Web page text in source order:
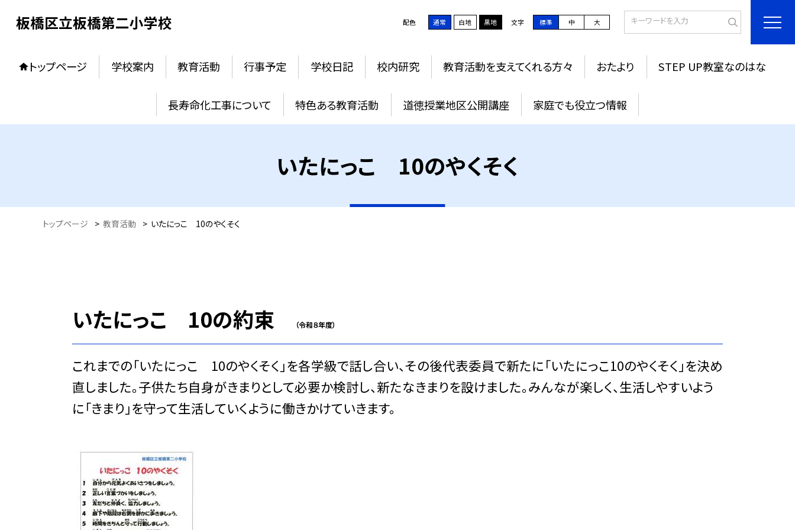
板橋区立板橋第二小学校 配色 通常 白地 黒地 文字 標準 中 大
トップページ 学校案内 教育活動 行事予定 学校日記 校内研究 教育活動を支えてくれる方々 おたより STEP UP教室なのはな
長寿命化工事について 特色ある教育活動 道徳授業地区公開講座 家庭でも役立つ情報
いたにっこ 10のやくそく
トップページ > 教育活動 > いたにっこ 10のやくそく
いたにっこ 10の約束 （令和８年度）
これまでの「いたにっこ 10のやくそく」を各学級で話し合い、その後代表委員で新たに「いたにっこ10のやくそく」を決め
直しました。子供たち自身がきまりとして必要か検討し、新たなきまりを設けました。みんなが楽しく、生活しやすいよう
に「きまり」を守って生活していくように働きかけていきます。